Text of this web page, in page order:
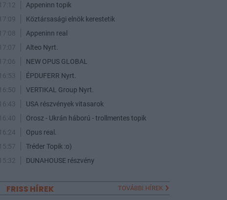
17:12
Appeninn topik
17:09
Köztársasági elnök kerestetik
17:08
Appeninn real
17:07
Alteo Nyrt.
17:06
NEW OPUS GLOBAL
16:53
ÉPDUFERR Nyrt.
16:50
VERTIKAL Group Nyrt.
16:43
USA részvények vitasarok
16:40
Orosz - Ukrán háború - trollmentes topik
16:24
Opus real.
15:57
Tréder Topik :o)
15:32
DUNAHOUSE részvény
FRISS HÍREK TOVÁBBI HÍREK